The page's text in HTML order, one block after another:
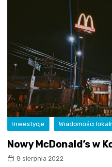
Inwestycje Wiadomości
Nowy McDonald’s w
8 sierpnia 2022